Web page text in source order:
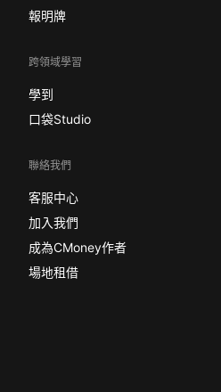
報明牌
跨領域學習
學到
口袋Studio
聯絡我們
客服中心
加入我們
成為CMoney作者
場地租借